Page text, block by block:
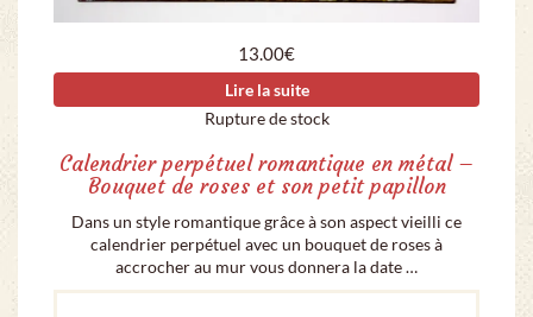
13.00€
Lire la suite
Rupture de stock
Calendrier perpétuel romantique en métal –
Bouquet de roses et son petit papillon
Dans un style romantique grâce à son aspect vieilli ce
calendrier perpétuel avec un bouquet de roses à
accrocher au mur vous donnera la date …